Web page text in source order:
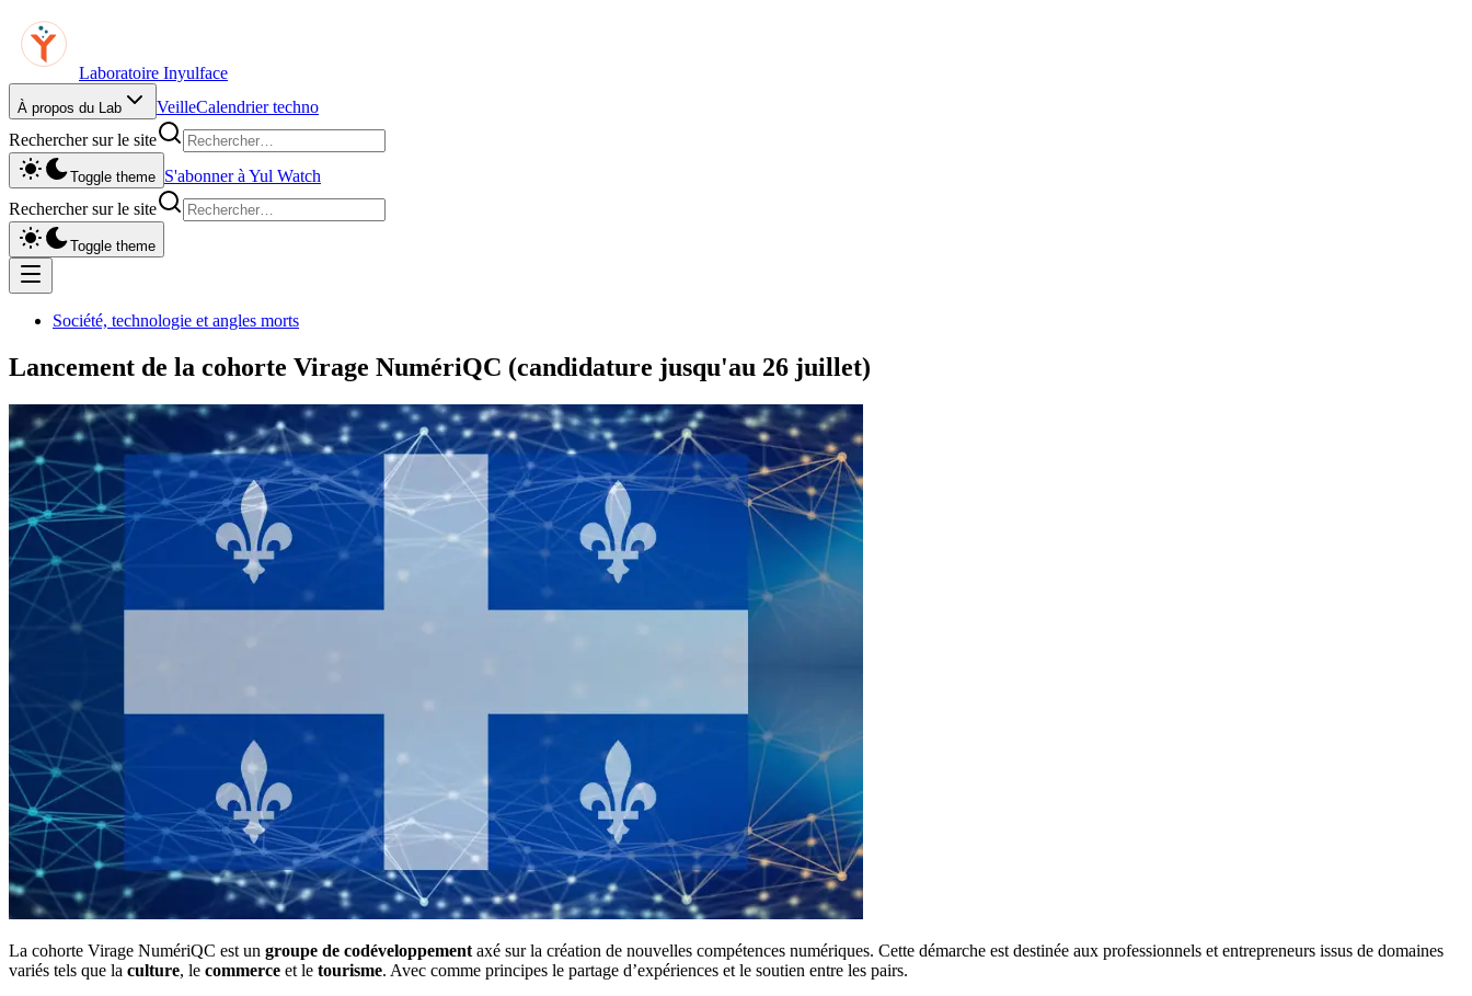
Laboratoire Inyulface
À propos du Lab VeilleCalendrier techno
Rechercher sur le site
Toggle theme S'abonner à Yul Watch
Rechercher sur le site
Toggle theme
Société, technologie et angles morts
Lancement de la cohorte Virage NumériQC (candidature jusqu'au 26 juillet)
La cohorte Virage NumériQC est un groupe de codéveloppement axé sur la création de nouvelles compétences numériques. Cette démarche est destinée aux professionnels et entrepreneurs issus de domaines
variés tels que la culture, le commerce et le tourisme. Avec comme principes le partage d’expériences et le soutien entre les pairs.